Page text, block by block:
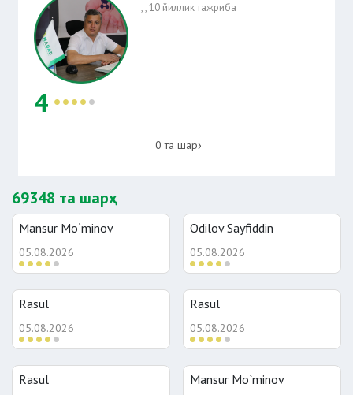
, , 10 йиллик тажриба
4
0 та шарҳ
69348 та шарҳ
Mansur Mo`minov
05.08.2026
Odilov Sayfiddin
05.08.2026
Rasul
05.08.2026
Rasul
05.08.2026
Rasul Mansur Mo`minov